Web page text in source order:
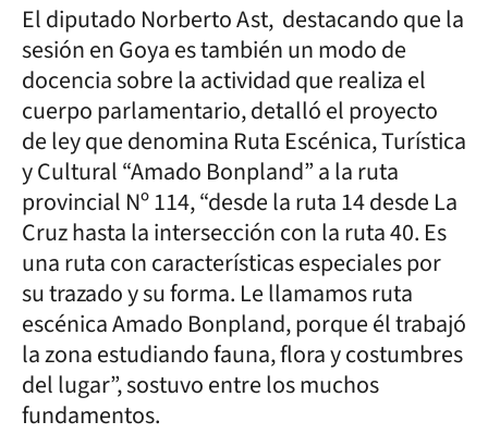
El diputado Norberto Ast, destacando que la
sesión en Goya es también un modo de
docencia sobre la actividad que realiza el
cuerpo parlamentario, detalló el proyecto
de ley que denomina Ruta Escénica, Turística
y Cultural “Amado Bonpland” a la ruta
provincial Nº 114, “desde la ruta 14 desde La
Cruz hasta la intersección con la ruta 40. Es
una ruta con características especiales por
su trazado y su forma. Le llamamos ruta
escénica Amado Bonpland, porque él trabajó
la zona estudiando fauna, flora y costumbres
del lugar”, sostuvo entre los muchos
fundamentos.